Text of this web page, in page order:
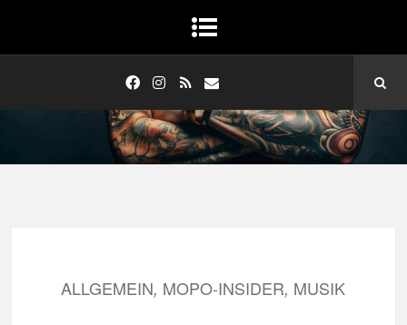
ALLGEMEIN, MOPO-INSIDER, MUSIK